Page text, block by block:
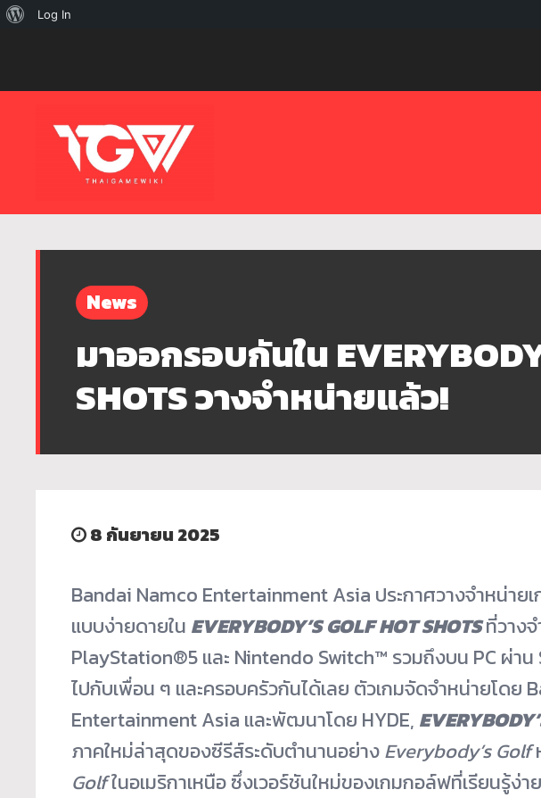
News
มาออกรอบกันใน
SHOTS วางจำหน่ายแล้ว!
8 กันยายน 2025
Bandai Namco Entertainment Asia ประกาศวางจำหน่าย
แบบง่ายดายใน EVERYBODY’S GOLF HOT SHOTSที่วาง
PlayStation®5 และ Nintendo Switch™ รวมถึงบน PC ผ่า
ไปกับเพื่อน ๆ และครอบครัวกันได้เลย ตัวเกมจัดจำหน่ายโดย
Entertainment Asia และพัฒนาโดย HYDE,
ภาคใหม่ล่าสุดของซีรีส์ระดับตำนานอย่างEverybody’s Golf
Golfในอเมริกาเหนือ ซึ่งเวอร์ชันใหม่ของเกมกอล์ฟที่เรียนรู้ง่า
เกี่ยวLog In